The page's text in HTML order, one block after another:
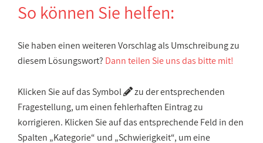
So können Sie helfen:
Sie haben einen weiteren Vorschlag als Umschreibung zu
diesem Lösungswort? Dann teilen Sie uns das bitte mit!
Klicken Sie auf das Symbol
zu der entsprechenden
Fragestellung, um einen fehlerhaften Eintrag zu
korrigieren. Klicken Sie auf das entsprechende Feld in den
Spalten „Kategorie“ und „Schwierigkeit“, um eine